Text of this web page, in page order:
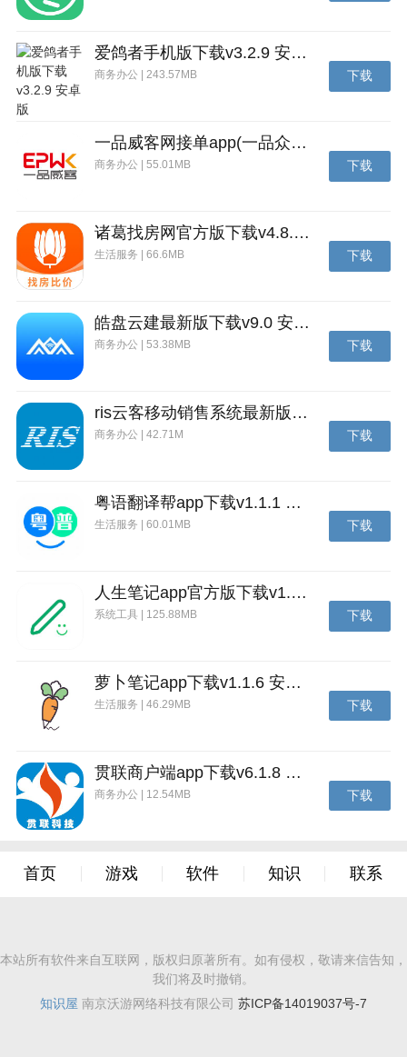
爱鸽者手机版下载v3.2.9 安卓版
商务办公 | 243.57MB 下载
一品威客网接单app(一品众包)下载v2.7.1 安卓最新版
商务办公 | 55.01MB 下载
诸葛找房网官方版下载v4.8.1.1 安卓最新版
生活服务 | 66.6MB 下载
皓盘云建最新版下载v9.0 安卓版
商务办公 | 53.38MB 下载
ris云客移动销售系统最新版下载v1.1.25 安卓手机版
商务办公 | 42.71M 下载
粤语翻译帮app下载v1.1.1 安卓版
生活服务 | 60.01MB 下载
人生笔记app官方版下载v1.19.4 安卓版
系统工具 | 125.88MB 下载
萝卜笔记app下载v1.1.6 安卓版
生活服务 | 46.29MB 下载
贯联商户端app下载v6.1.8 安卓版
商务办公 | 12.54MB 下载
首页 游戏 软件 知识 联系
本站所有软件来自互联网，版权归原著所有。如有侵权，敬请来信告知，
我们将及时撤销。
知识屋 南京沃游网络科技有限公司 苏ICP备14019037号-7